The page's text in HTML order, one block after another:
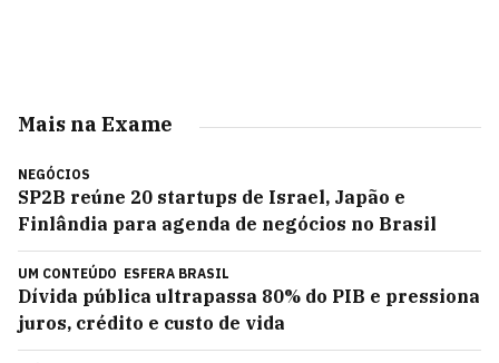
Mais na Exame
NEGÓCIOS
SP2B reúne 20 startups de Israel, Japão e
Finlândia para agenda de negócios no Brasil
UM CONTEÚDO ESFERA BRASIL
Dívida pública ultrapassa 80% do PIB e pressiona
juros, crédito e custo de vida